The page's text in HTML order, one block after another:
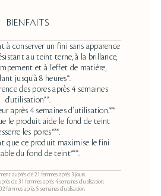
BIENFAITS
à conserver un fini sans apparence
au teint terne, à la brillance,
et à l'effet de matière,
jusqu'à 8 heures*.
des pores après 4 semaines
d'utilisation**.
après 4 semaines d’utilisation.**
le produit aide le fond de teint
les pores***.
que ce produit maximise le fini
du fond de teint***.
auprès de 21 femmes après 3 jours.
de 31 femmes après 4 semaines d’utilisation.
femmes après 5 semaines d’utilisation.